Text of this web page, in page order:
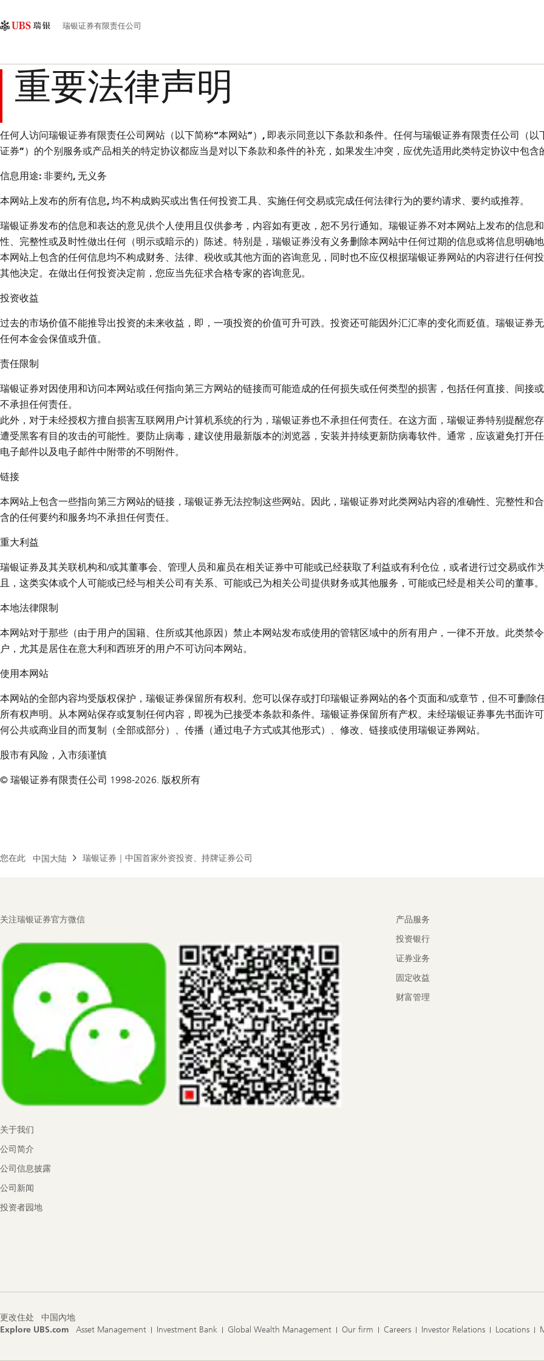
Area
导
瑞银证券有限责任公司
重要法律声明
任何人访问瑞银证券有限责任公司网站（以下简称“本网站”）, 即表示同意以下条款和条件。任何与瑞银证券有限责任公司（以
证券”）的个别服务或产品相关的特定协议都应当是对以下条款和条件的补充，如果发生冲突，应优先适用此类特定协议中包含
信息用途: 非要约, 无义务
本网站上发布的所有信息, 均不构成购买或出售任何投资工具、实施任何交易或完成任何法律行为的要约请求、要约或推荐。
瑞银证券发布的信息和表达的意见供个人使用且仅供参考，内容如有更改，恕不另行通知。 瑞银证券不对本网站上发布的信息
性、完整性或及时性做出任何（明示或暗示的）陈述。 特别是，瑞银证券没有义务删除本网站中任何过期的信息或将信息明确
本网站上包含的任何信息均不构成财务、法律、税收或其他方面的咨询意见，同时也不应仅根据瑞银证券网站的内容进行任何
其他决定。在做出任何投资决定前，您应当先征求合格专家的咨询意见。
投资收益
过去的市场价值不能推导出投资的未来收益，即，一项投资的价值可升可跌。投资还可能因外汇汇率的变化而贬值。瑞银证券
任何本金会保值或升值。
责任限制
瑞银证券对因使用和访问本网站或任何指向第三方网站的链接而可能造成的任何损失或任何类型的损害，包括任何直接、间接
不承担任何责任。
此外，对于未经授权方擅自损害互联网用户计算机系统的行为，瑞银证券也不承担任何责任。在这方面，瑞银证券特别提醒您
遭受黑客有目的攻击的可能性。要防止病毒，建议使用最新版本的浏览器，安装并持续更新防病毒软件。通常，应该避免打开
电子邮件以及电子邮件中附带的不明附件。
链接
本网站上包含一些指向第三方网站的链接，瑞银证券无法控制这些网站。因此，瑞银证券对此类网站内容的准确性、完整性和
含的任何要约和服务均不承担任何责任。
重大利益
瑞银证券及其关联机构和/或其董事会、管理人员和雇员在相关证券中可能或已经获取了利益或有利仓位，或者进行过交易或作
且，这类实体或个人可能或已经与相关公司有关系、可能或已为相关公司提供财务或其他服务，可能或已经是相关公司的董事。
本地法律限制
本网站对于那些（由于用户的国籍、住所或其他原因）禁止本网站发布或使用的管辖区域中的所有用户，一律不开放。此类禁
户，尤其是居住在意大利和西班牙的用户不可访问本网站。
使用本网站
本网站的全部内容均受版权保护，瑞银证券保留所有权利。您可以保存或打印瑞银证券网站的各个页面和/或章节，但不可删除
所有权声明。从本网站保存或复制任何内容，即视为已接受本条款和条件。瑞银证券保留所有产权。未经瑞银证券事先书面许
何公共或商业目的而复制（全部或部分）、传播（通过电子方式或其他形式）、修改、链接或使用瑞银证券网站。
股市有风险，入市须谨慎
© 瑞银证券有限责任公司 1998-2026. 版权所有
您在此 中国大陆 瑞银证券｜中国首家外资投资、持牌证券公司
Footer
关注瑞银证券官方微信
产品服务
投资银行
证券业务
固定收益
财富管理
关于我们
公司简介
公司信息披露
公司新闻
投资者园地
更改住处
中国內地
Explore UBS.com
Asset Management Investment Bank Global Wealth Management Our firm Careers Investor Relations Locations